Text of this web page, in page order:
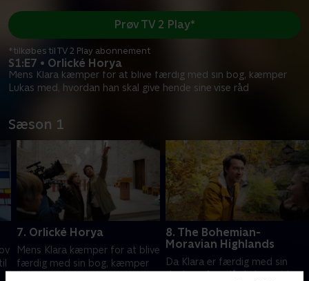
S1:E7 • Orlické Horya
Mens Klara kæmper for at blive færdig med sin bog, kæmper
Lukas med, hvordan han skal give hende sine vise råd
Prøv TV 2 Play*
*tilkøbes til TV 2 Play abonnement
Sæson 1
7. Orlické Horya
Mens Klara kæmper for at blive
færdig med sin bog, kæmper
8. The Bohemian-
Moravian Highlands
Da Klara er færdig med sin
dagbog, foreslår Lukas, at hun